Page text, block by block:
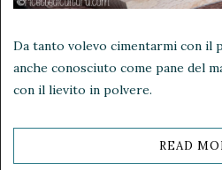
Da tanto volevo cimentarmi con il
anche conosciuto come pane del
con il lievito in polvere.
READ